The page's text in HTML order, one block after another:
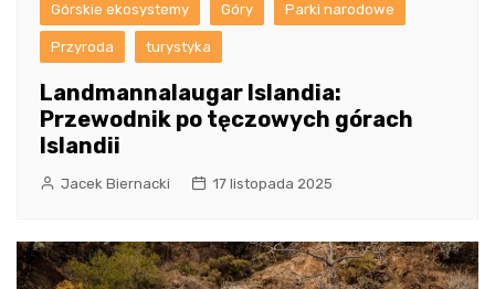
Górskie ekosystemy Góry Parki narodowe
Przyroda turystyka
Landmannalaugar Islandia:
Przewodnik po tęczowych górach
Islandii
Jacek Biernacki 17 listopada 2025